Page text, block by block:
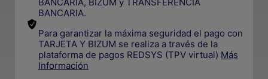
BANCARIA.
Para garantizar la máxima seguridad el pago con
TARJETA Y BIZUM se realiza a través de la
plataforma de pagos REDSYS (TPV virtual) Más
Información